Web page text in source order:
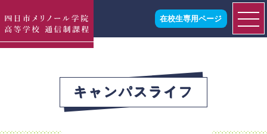
在校生専用ページ
キャンパスライフ